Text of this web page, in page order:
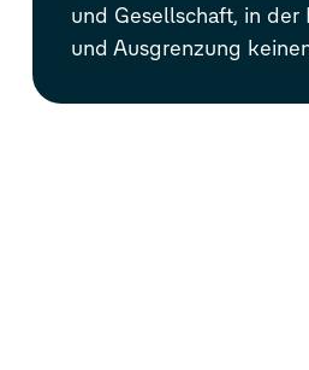
und Gesellschaft, in der
und Ausgrenzung